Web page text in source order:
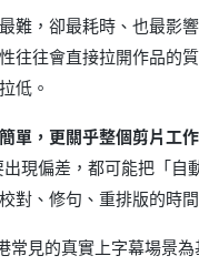
難，卻最耗時、也最影
往往會直接拉開作品的
低。
單，更關乎整個剪片工
現偏差，都可能把「自
對、修句、重排版的時
見的真實上字幕場景為